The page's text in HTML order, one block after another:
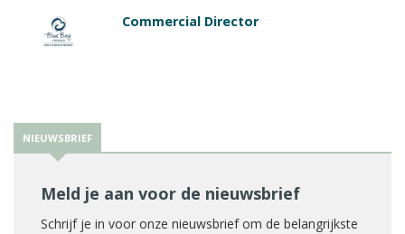
Commercial Director
NIEUWSBRIEF
Meld je aan voor de nieuwsbrief
Schrijf je in voor onze nieuwsbrief om de belangrijkste